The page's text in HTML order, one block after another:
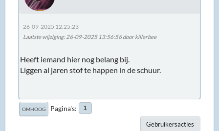
26-09-2025 12:25:23
Laatste wijziging: 26-09-2025 13:56:56 door killerbee
Heeft iemand hier nog belang bij.
Liggen al jaren stof te happen in de schuur.
OMHOOG Pagina's 1
Gebruikersacties